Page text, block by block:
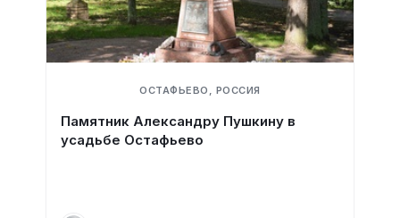
ОСТАФЬЕВО, РОССИЯ
Памятник Александру Пушкину в
усадьбе Остафьево